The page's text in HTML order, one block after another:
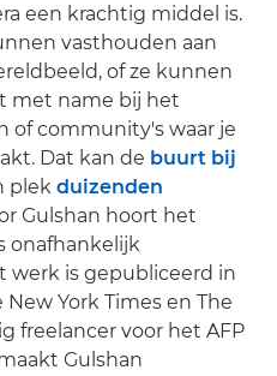
een krachtig middel is.
vasthouden aan
of ze kunnen
met name bij het
of community's waar je
Dat kan de buurt bij
plek duizenden
Gulshan hoort het
onafhankelijk
werk is gepubliceerd in
York Times en The
freelancer voor het AFP
Gulshan